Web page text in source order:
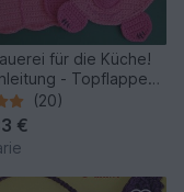
für die Küche!
- Topflappen
- Dekoration /
Pinkie und
(20)
€